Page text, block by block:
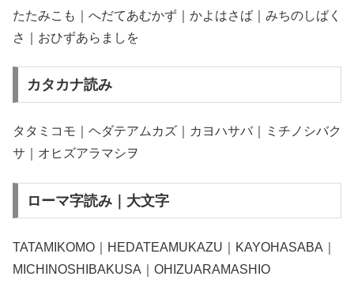
たたみこも｜へだてあむかず｜かよはさば｜みちのしばく
さ｜おひずあらましを
カタカナ読み
タタミコモ｜ヘダテアムカズ｜カヨハサバ｜ミチノシバク
サ｜オヒズアラマシヲ
ローマ字読み｜大文字
TATAMIKOMO｜HEDATEAMUKAZU｜KAYOHASABA｜
MICHINOSHIBAKUSA｜OHIZUARAMASHIO